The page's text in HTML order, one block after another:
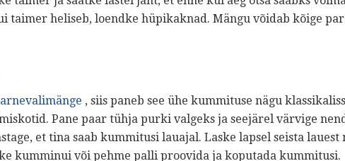
taimer heliseb, loendke hüpikaknad. Mängu võidab kõige
, siis paneb see ühe kummituse nägu
Pane paar tühja purki valgeks ja seejärel värvige
et tina saab kummitusi lauajal. Laske lapsel seista lauest
kumminui või pehme palli proovida ja koputada kummitusi.